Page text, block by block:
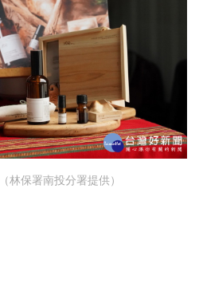
林保署南投分署提供）